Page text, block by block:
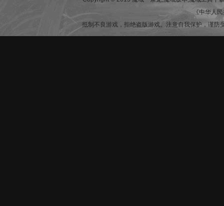
《中华人
抵制不良游戏，拒绝盗版游戏。注意自我保护，谨